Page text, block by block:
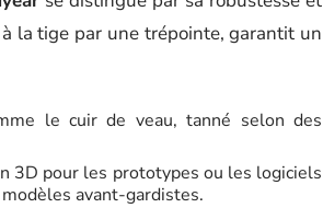
la tige par une trépointe, garantit un
le cuir de veau, tanné selon des
3D pour les prototypes ou les logiciels
avant-gardistes.